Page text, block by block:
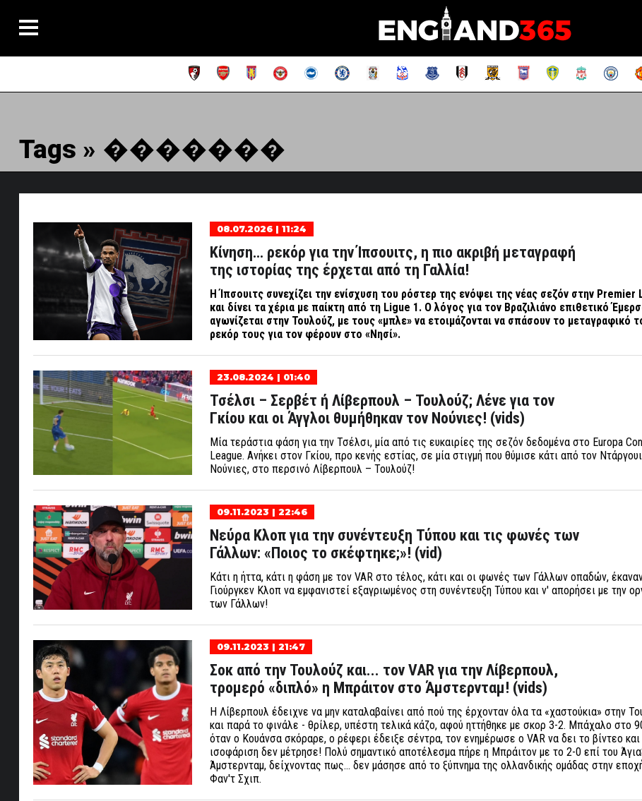
Tags » �������
08.07.2026 | 11:24
Κίνηση… ρεκόρ για την Ίπσουιτς, η πιο ακριβή μεταγραφή
της ιστορίας της έρχεται από τη Γαλλία!
Η Ίπσουιτς συνεχίζει την ενίσχυση του ρόστερ της ενόψει της νέας σεζόν στην Premier
και δίνει τα χέρια με παίκτη από τη Ligue 1. Ο λόγος για τον Βραζιλιάνο επιθετικό
αγωνίζεται στην Τουλούζ, με τους «μπλε» να ετοιμάζονται να σπάσουν το μεταγραφικό
ρεκόρ τους για τον φέρουν στο «Νησί».
23.08.2024 | 01:40
Τσέλσι – Σερβέτ ή Λίβερπουλ – Τουλούζ; Λένε για τον
Γκίου και οι Άγγλοι θυμήθηκαν τον Νούνιες! (vids)
Μία τεράστια φάση για την Τσέλσι, μία από τις ευκαιρίες της σεζόν δεδομένα στο Europa
League. Ανήκει στον Γκίου, προ κενής εστίας, σε μία στιγμή που θύμισε κάτι από τον
Νούνιες, στο περσινό Λίβερπουλ – Τουλούζ!
09.11.2023 | 22:46
Νεύρα Κλοπ για την συνέντευξη Τύπου και τις φωνές των
Γάλλων: «Ποιος το σκέφτηκε;»! (vid)
Κάτι η ήττα, κάτι η φάση με τον VAR στο τέλος, κάτι και οι φωνές των Γάλλων οπαδών,
Γιούργκεν Κλοπ να εμφανιστεί εξαγριωμένος στη συνέντευξη Τύπου και ν' απορήσει με την
των Γάλλων!
09.11.2023 | 21:47
Σοκ από την Τουλούζ και... τον VAR για την Λίβερπουλ,
τρομερό «διπλό» η Μπράιτον στο Άμστερνταμ! (vids)
Η Λίβερπουλ έδειχνε να μην καταλαβαίνει από πού της έρχονταν όλα τα «χαστούκια» στην
και παρά το φινάλε - θρίλερ, υπέστη τελικά κάζο, αφού ηττήθηκε με σκορ 3-2. Μπάχαλο στο
όταν ο Κουάνσα σκόραρε, ο ρέφερι έδειξε σέντρα, τον ενημέρωσε ο VAR να δει το βίντεο και
ισοφάριση δεν μέτρησε! Πολύ σημαντικό αποτέλεσμα πήρε η Μπράιτον με το 2-0 επί του
Άμστερνταμ, δείχνοντας πως... δεν μάσησε από το ξύπνημα της ολλανδικής ομάδας στην
Φαν'τ Σχιπ.